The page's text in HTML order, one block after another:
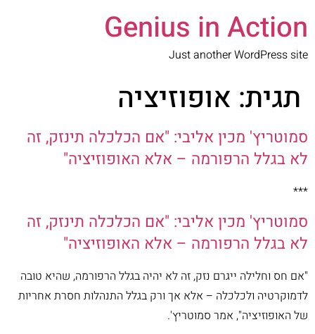
Genius in Action
Just another WordPress site
תגית: אופוזיציה
סמוטריץ' מכין אליבי: "אם הכלכלה תינזק, זה
לא בגלל הרפורמה – אלא האופוזיציה"
***
סמוטריץ' מכין אליבי: "אם הכלכלה תינזק, זה
לא בגלל הרפורמה – אלא האופוזיציה"
"אם חס וחלילה ייגרם נזק, זה לא יהיה בגלל הרפורמה, שהיא טובה
לדמוקרטיה ולכלכלה – אלא אך ורק בגלל התנהלות חסרת אחריות
של האופוזיציה", אמר סמוטריץ'.